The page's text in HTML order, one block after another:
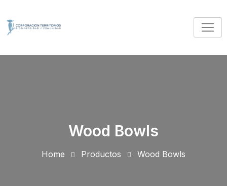
to
content
Wood Bowls
Home Productos Wood Bowls